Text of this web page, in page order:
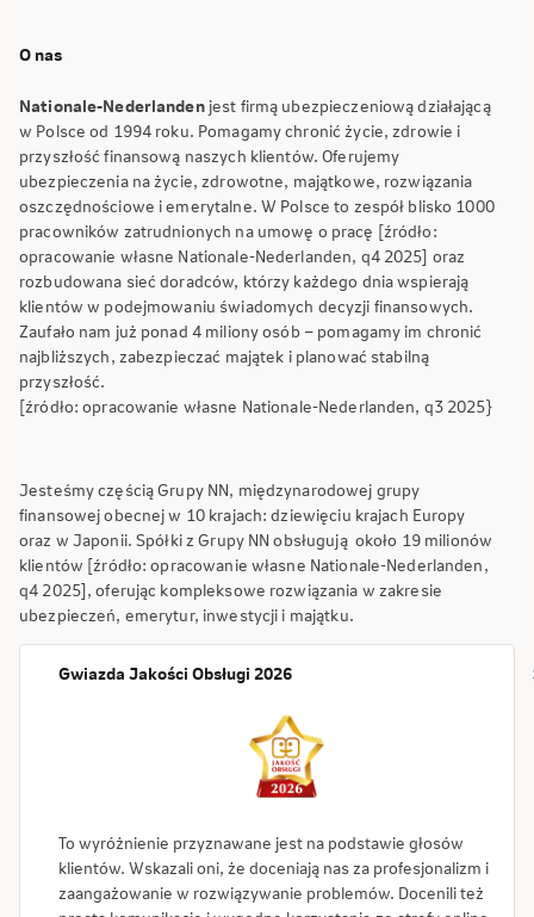
O nas
Nationale-Nederlanden jest firmą ubezpieczeniową działającą
w Polsce od 1994 roku. Pomagamy chronić życie, zdrowie i
przyszłość finansową naszych klientów. Oferujemy
ubezpieczenia na życie, zdrowotne, majątkowe, rozwiązania
oszczędnościowe i emerytalne. W Polsce to zespół blisko 1000
pracowników zatrudnionych na umowę o pracę [źródło:
opracowanie własne Nationale-Nederlanden, q4 2025] oraz
rozbudowana sieć doradców, którzy każdego dnia wspierają
klientów w podejmowaniu świadomych decyzji finansowych.
Zaufało nam już ponad 4 miliony osób – pomagamy im chronić
najbliższych, zabezpieczać majątek i planować stabilną
przyszłość.
[źródło: opracowanie własne Nationale-Nederlanden, q3 2025}
Jesteśmy częścią Grupy NN, międzynarodowej grupy
finansowej obecnej w 10 krajach: dziewięciu krajach Europy
oraz w Japonii. Spółki z Grupy NN obsługują około 19 milionów
klientów [źródło: opracowanie własne Nationale-Nederlanden,
q4 2025], oferując kompleksowe rozwiązania w zakresie
ubezpieczeń, emerytur, inwestycji i majątku.
Gwiazda Jakości Obsługi 2026
To wyróżnienie przyznawane jest na podstawie głosów
klientów. Wskazali oni, że doceniają nas za profesjonalizm i
zaangażowanie w rozwiązywanie problemów. Docenili też